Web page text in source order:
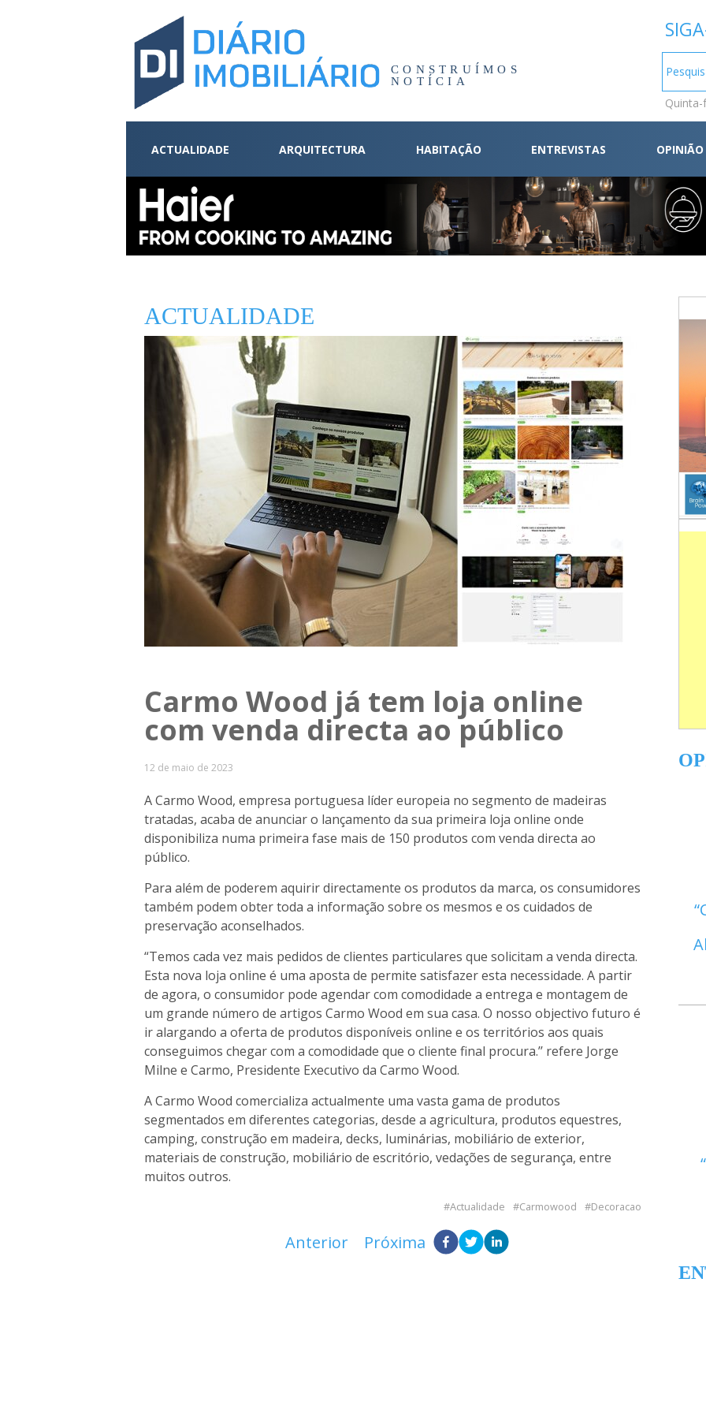
CONSTRUÍMOS
NOTÍCIA
ACTUALIDADE ARQUITECTURA HABITAÇÃO ENTREVISTAS OPINIÃO
ACTUALIDADE
Carmo Wood já tem loja online
com venda directa ao público
12 de maio de 2023
A Carmo Wood, empresa portuguesa líder europeia no segmento de madeiras
tratadas, acaba de anunciar o lançamento da sua primeira loja online onde
disponibiliza numa primeira fase mais de 150 produtos com venda directa ao
público.
Para além de poderem aquirir directamente os produtos da marca, os consumidores
também podem obter toda a informação sobre os mesmos e os cuidados de
preservação aconselhados.
“Temos cada vez mais pedidos de clientes particulares que solicitam a venda directa.
Esta nova loja online é uma aposta de permite satisfazer esta necessidade. A partir
de agora, o consumidor pode agendar com comodidade a entrega e montagem de
um grande número de artigos Carmo Wood em sua casa. O nosso objectivo futuro é
ir alargando a oferta de produtos disponíveis online e os territórios aos quais
conseguimos chegar com a comodidade que o cliente final procura.’’ refere Jorge
Milne e Carmo, Presidente Executivo da Carmo Wood.
A Carmo Wood comercializa actualmente uma vasta gama de produtos
segmentados em diferentes categorias, desde a agricultura, produtos equestres,
camping, construção em madeira, decks, luminárias, mobiliário de exterior,
materiais de construção, mobiliário de escritório, vedações de segurança, entre
muitos outros.
Actualidade Carmowood Decoracao
Anterior Próxima